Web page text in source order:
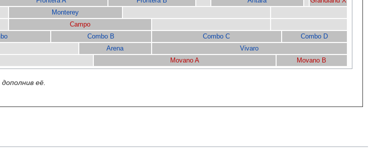
Monterey
Campo
Combo B Combo C Combo D
Arena
Vivaro
Movano A
Movano B
её.